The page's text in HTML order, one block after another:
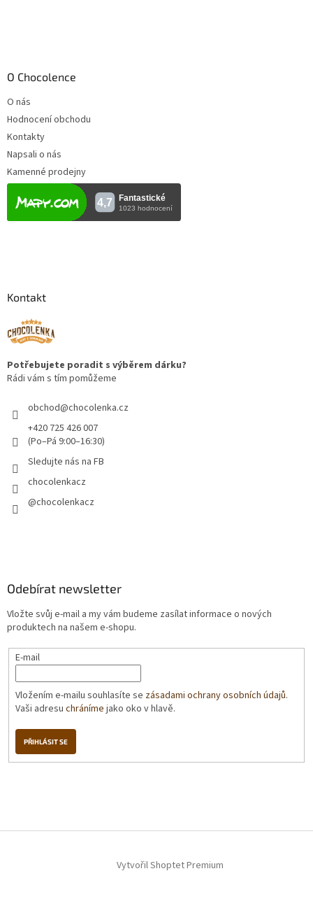
O Chocolence
O nás
Hodnocení obchodu
Kontakty
Napsali o nás
Kamenné prodejny
Kontakt
Potřebujete poradit s výběrem dárku?
Rádi vám s tím pomůžeme
obchod@chocolenka.cz
+420 725 426 007
(Po–Pá 9:00–16:30)
Sledujte nás na FB
chocolenkacz
@chocolenkacz
Odebírat newsletter
Vložte svůj e-mail a my vám budeme zasílat informace o nových
produktech na našem e-shopu.
E-mail
Vložením e-mailu souhlasíte se zásadami ochrany osobních údajů.
Vaši adresu chráníme jako oko v hlavě.
PŘIHLÁSIT SE
Vytvořil Shoptet Premium